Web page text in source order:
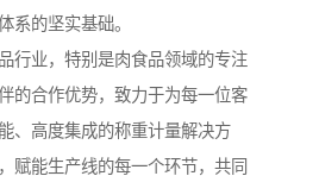
系的坚实基础。
行业，特别是肉食品领域的专注
的合作优势，致力于为每一位客
、高度集成的称重计量解决方
赋能生产线的每一个环节，共同